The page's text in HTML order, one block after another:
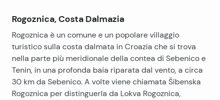
Rogoznica, Costa Dalmazia
Rogoznica è un comune e un popolare villaggio
turistico sulla costa dalmata in Croazia che si trova
nella parte più meridionale della contea di Sebenico e
Tenin, in una profonda baia riparata dal vento, a circa
30 km da Sebenico. A volte viene chiamata Šibenska
Rogoznica per distinguerla da Lokva Rogoznica,